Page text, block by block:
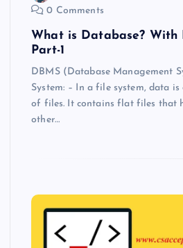
0 Comments
What is Database? With
Part-1
DBMS (Database Management
System: – In a file system, data
of files. It contains flat files that
other…